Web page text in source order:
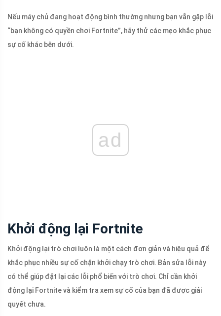
Nếu máy chủ đang hoạt động bình thường nhưng bạn vẫn gặp lỗi
“bạn không có quyền chơi Fortnite”, hãy thử các mẹo khắc phục
sự cố khác bên dưới.
ad
Khởi động lại Fortnite
Khởi động lại trò chơi luôn là một cách đơn giản và hiệu quả để
khắc phục nhiều sự cố chặn khởi chạy trò chơi. Bản sửa lỗi này
có thể giúp đặt lại các lỗi phổ biến với trò chơi. Chỉ cần khởi
động lại Fortnite và kiểm tra xem sự cố của bạn đã được giải
quyết chưa.